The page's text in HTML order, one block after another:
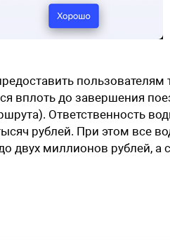
вплоть до завершения
Ответственность
рублей. При этом все
двух миллионов рублей, а